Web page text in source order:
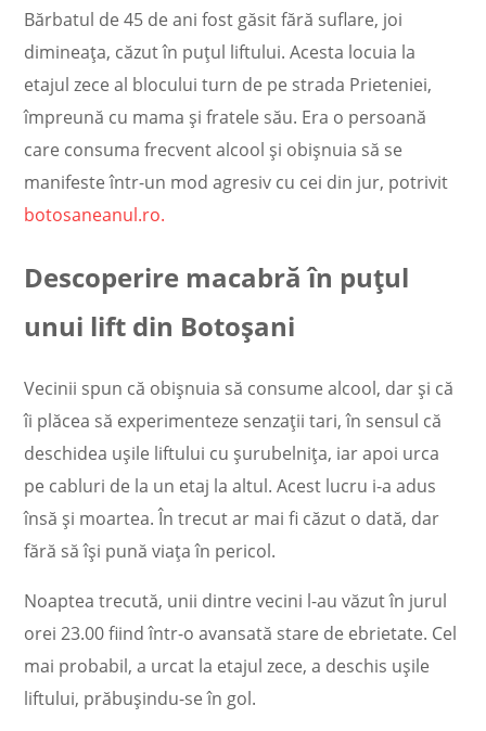
Bărbatul de 45 de ani fost găsitfără suflare, joi
dimineața, căzut în puțul liftului. Acesta locuia la
etajul zece al blocului turn de pe strada Prieteniei,
împreună cu mama și fratele său. Era o persoană
care consuma frecvent alcool și obișnuia să se
manifeste într-un mod agresiv cu cei din jur, potrivit
botosaneanul.ro.
Descoperire macabră în puțul
unui lift din Botoșani
Vecinii spun că obișnuia să consume alcool, dar și că
îi plăcea să experimenteze senzații tari, în sensul că
deschidea ușile liftului cu șurubelnița, iar apoi urca
pe cabluri de la un etaj la altul. Acest lucru i-a adus
însă și moartea. În trecut ar mai fi căzut o dată, dar
fără să își pună viața în pericol.
Noaptea trecută, unii dintre vecini l-au văzut în jurul
orei 23.00 fiind într-o avansată stare de ebrietate. Cel
mai probabil, a urcat la etajul zece, a deschis ușile
liftului, prăbușindu-se în gol.